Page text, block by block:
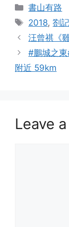
Categories
書山有路
Tags
2018,劄記
汪曾祺《
#鵬城之
附近 59km
Leave